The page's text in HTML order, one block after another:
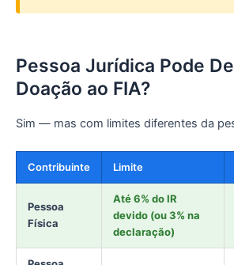
Pessoa Jurídica Pode
Doação ao FIA?
Sim — mas com limites diferentes da
Contribuinte Limite
Pessoa
Física
Até 6% do IR
devido (ou 3% na
declaração)